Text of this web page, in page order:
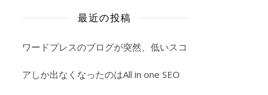
最近の投稿
ワードプレスのブログが突然、低いスコ
アしか出なくなったのはAll in one SEO